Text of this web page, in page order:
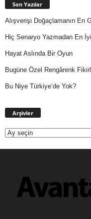
Son Yazılar
Alışverişi Doğaçlamanın En
Hiç Senaryo Yazmadan En
Hayat Aslında Bir Oyun
Bugüne Özel Rengârenk
Bu Niye Türkiye’de Yok?
Arşivler